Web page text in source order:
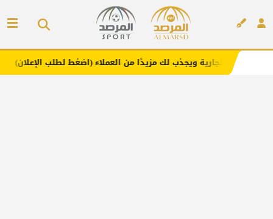
مفارش ويجذب لك مزيدًا من العملاء (اضغط لطلب الإعلان)